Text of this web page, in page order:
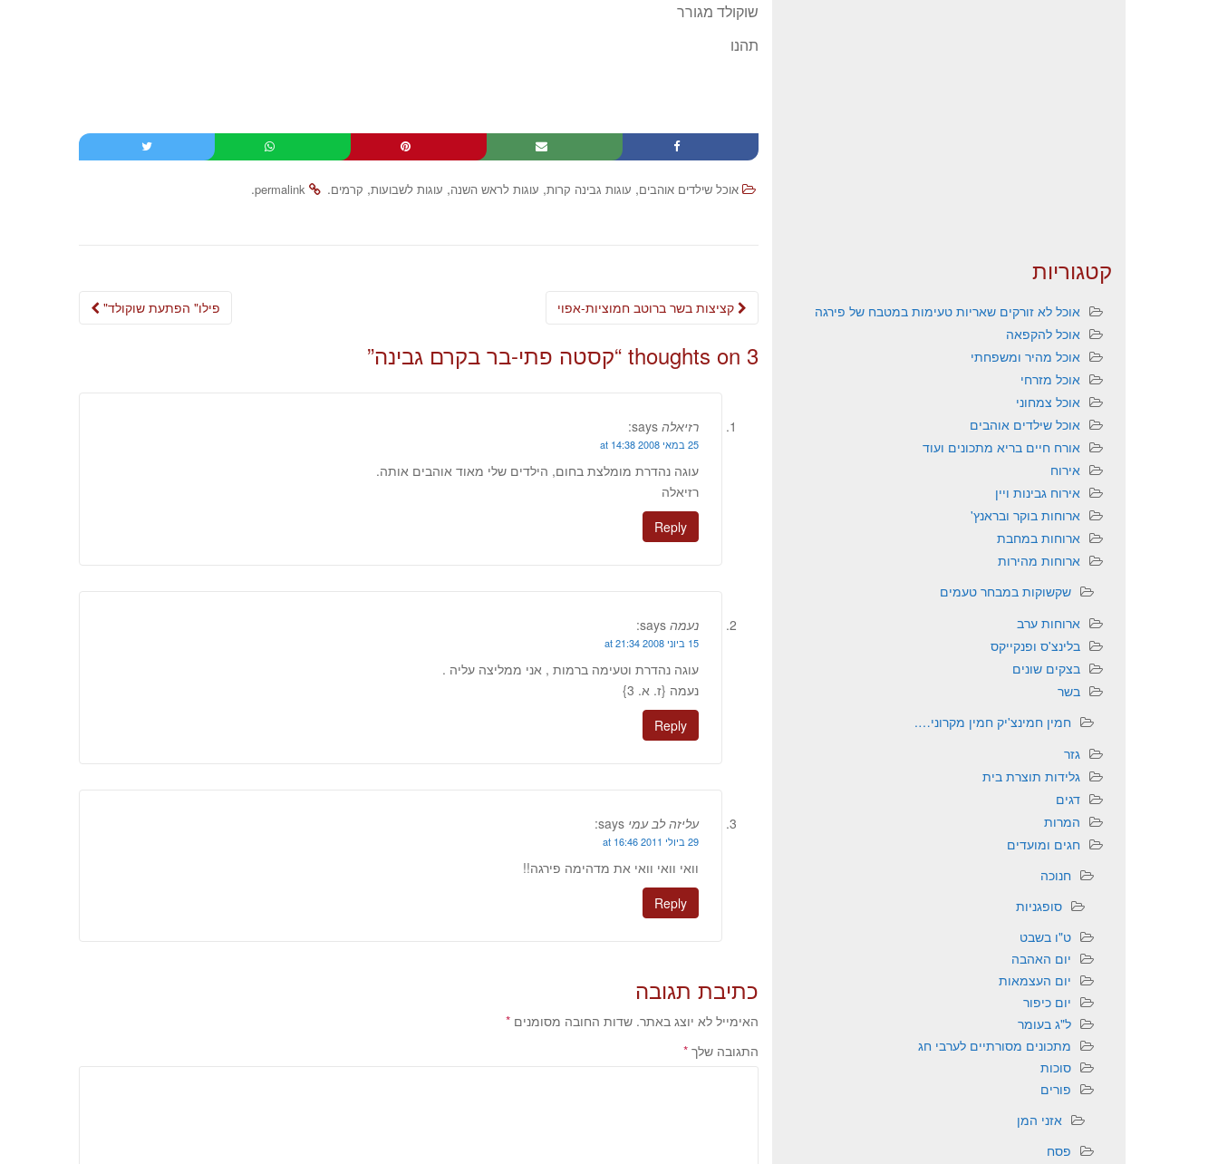
שוקולד מגורר
תהנו
אוכל שילדים אוהבים, עוגות גבינה קרות, עוגות לראש השנה, עוגות לשבועות, קרמים.
permalink
.
Post
"פילו" הפתעת שוקולד
3 thoughts on “ קסטה פתי-בר בקרם גבינה”
רזיאלה says:
25 במאי 2008 at 14:38
עוגה נהדרת מומלצת בחום, הילדים שלי מאוד אוהבים אותה.
רזיאלה
Reply
נעמה says:
15 ביוני 2008 at 21:34
עוגה נהדרת וטעימה ברמות , אני ממליצה עליה .
נעמה {ז. א. 3}
Reply
עליזה לב עמי says:
29 ביולי 2011 at 16:46
וואי וואי וואי את מדהימה פירגה!!
Reply
כתיבת תגובה
האימייל לא יוצג באתר. שדות החובה מסומנים *
התגובה שלך *
קטגוריות
אוכל לא זורקים שאריות טעימות במטבח של פירגה
אוכל להקפאה
אוכל מהיר ומשפחתי
אוכל מזרחי
אוכל צמחוני
אוכל שילדים אוהבים
אורח חיים בריא מתכונים ועוד
אירוח
אירוח גבינות ויין
ארוחות בוקר ובראנץ'
ארוחות במחבת
ארוחות מהירות
שקשוקות במבחר טעמים
ארוחות ערב
בלינצ'ס ופנקייקס
בצקים שונים
בשר
חמין חמינצ'יק חמין מקרוני….
גזר
גלידות תוצרת בית
דגים
המרות
חגים ומועדים
חנוכה
סופגניות
ט"ו בשבט
יום האהבה
יום העצמאות
יום כיפור
ל"ג בעומר
מתכונים מסורתיים לערבי חג
סוכות
פורים
אזני המן
פסח